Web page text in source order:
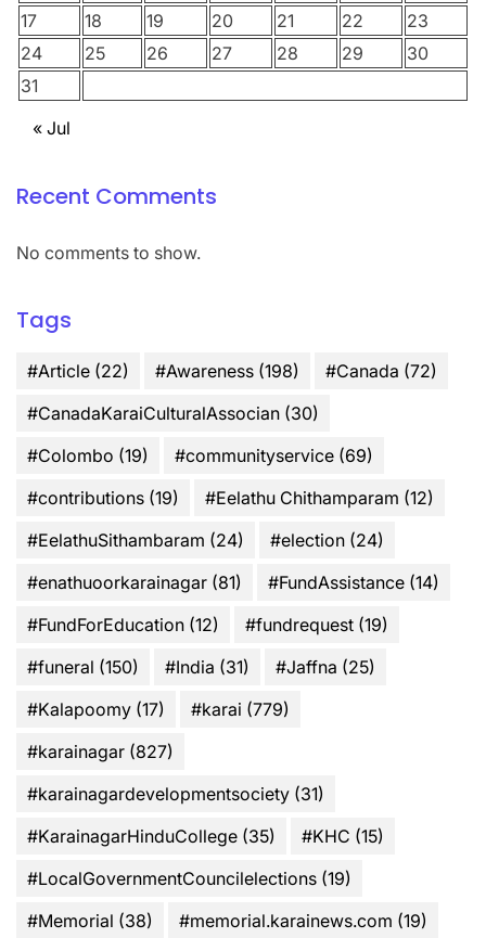
17
18 19 20 21 22
23
24
25 26 27 28 29
30
31
« Jul
Recent Comments
No comments to show.
Tags
#Article (22) #Awareness (198) #Canada (72)
#CanadaKaraiCulturalAssocian (30)
#Colombo (19) #communityservice (69)
#contributions (19) #Eelathu Chithamparam (12)
#EelathuSithambaram (24) #election (24)
#enathuoorkarainagar (81) #FundAssistance (14)
#FundForEducation (12) #fundrequest (19)
#funeral (150) #India (31) #Jaffna (25)
#Kalapoomy (17) #karai (779)
#karainagar (827)
#karainagardevelopmentsociety (31)
#KarainagarHinduCollege (35) #KHC (15)
#LocalGovernmentCouncilelections (19)
#Memorial (38) #memorial.karainews.com (19)